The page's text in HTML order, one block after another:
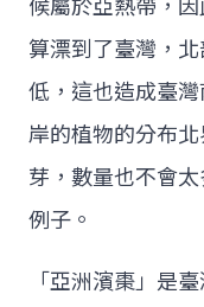
候屬於亞熱帶，
算漂到了臺灣，
低，這也造成臺
岸的植物的分布
芽，數量也不會
例子。
「亞洲濱棗」是